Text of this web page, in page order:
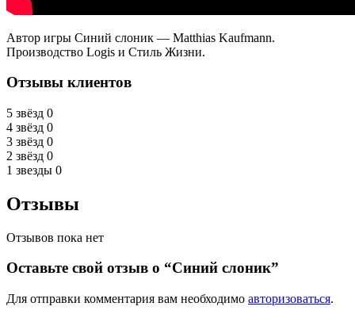
Автор игры Синий слоник — Matthias Kaufmann.
Производство Logis и Стиль Жизни.
Отзывы клиентов
5 звёзд 0
4 звёзд 0
3 звёзд 0
2 звёзд 0
1 звезды 0
Отзывы
Отзывов пока нет
Оставьте свой отзыв о “Синий слоник”
Для отправки комментария вам необходимо авторизоваться.